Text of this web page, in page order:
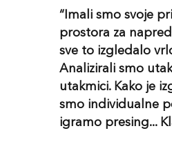
“Imali smo svoje
prostora za
sve to izgledalo
Analizirali smo
utakmici. Kako je
smo individualne
igramo presing...